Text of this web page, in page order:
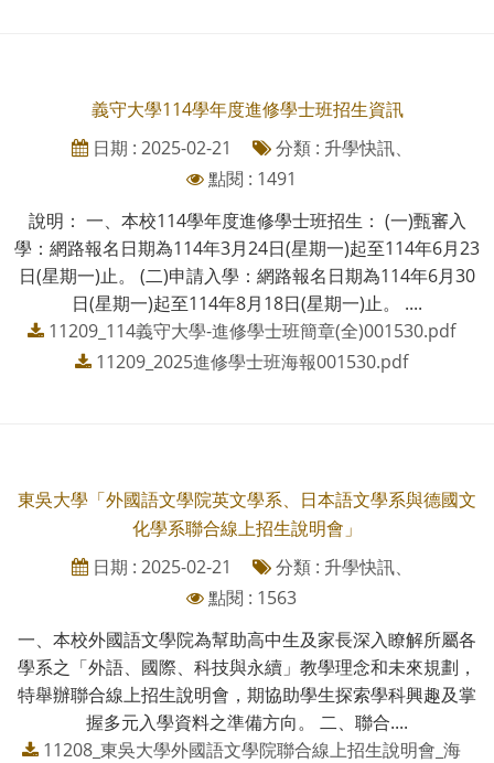
義守大學114學年度進修學士班招生資訊
日期 : 2025-02-21
分類 : 升學快訊、
點閱 : 1491
說明： 一、本校114學年度進修學士班招生： (一)甄審入
學：網路報名日期為114年3月24日(星期一)起至114年6月23
日(星期一)止。 (二)申請入學：網路報名日期為114年6月30
日(星期一)起至114年8月18日(星期一)止。 ....
11209_114義守大學-進修學士班簡章(全)001530.pdf
11209_2025進修學士班海報001530.pdf
東吳大學「外國語文學院英文學系、日本語文學系與德國文
化學系聯合線上招生說明會」
日期 : 2025-02-21
分類 : 升學快訊、
點閱 : 1563
一、本校外國語文學院為幫助高中生及家長深入瞭解所屬各
學系之「外語、國際、科技與永續」教學理念和未來規劃，
特舉辦聯合線上招生說明會，期協助學生探索學科興趣及掌
握多元入學資料之準備方向。 二、聯合....
11208_東吳大學外國語文學院聯合線上招生說明會_海